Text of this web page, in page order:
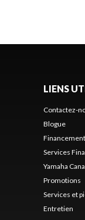
LIENS
Contactez-
Blogue
Financement
Services
Yamaha
Promotions
Services et
Entretien